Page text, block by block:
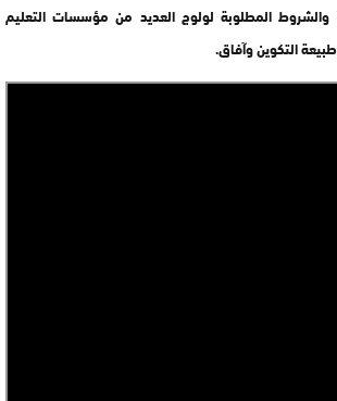
والشروط المطلوبة لولوج العديد من مؤسسات التعليم
التكوين وآفاق.